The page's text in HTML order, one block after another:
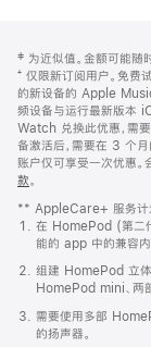
页
页
脚
注
‡ 为近似值。金额可能随
⁺ 仅限新订阅用户。免费
的新设备的 Apple
频设备与运行最新版本
Watch 兑换此优惠，需
备激活后，需要在 3 个
账户仅可享受一次优惠。
款。
窗
口
中
打
开)
** AppleCare+ 服务计
在 HomePod (第二
能的 app 中的兼容内
组建 HomePod 立体
HomePod mini、两
需要使用多部
的扬声器。